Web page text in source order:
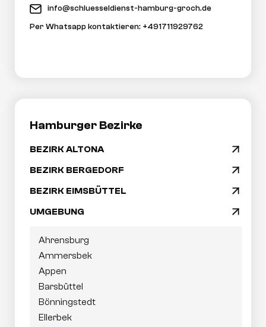
info@schluesseldienst-hamburg-groch.de
Per Whatsapp kontaktieren: +491711929762
Hamburger Bezirke
überspringen
BEZIRK ALTONA arrow_drop_down
BEZIRK BERGEDORF arrow_drop_down
BEZIRK EIMSBÜTTEL arrow_drop_down
UMGEBUNG arrow_drop_down
Ahrensburg
Ammersbek
Appen
Barsbüttel
Bönningstedt
Ellerbek